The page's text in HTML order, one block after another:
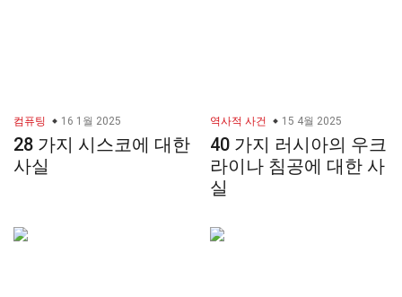
컴퓨팅 16 1월 2025
28 가지 시스코에 대한
사실
역사적 사건 15 4월 2025
40 가지 러시아의 우크
라이나 침공에 대한 사
실